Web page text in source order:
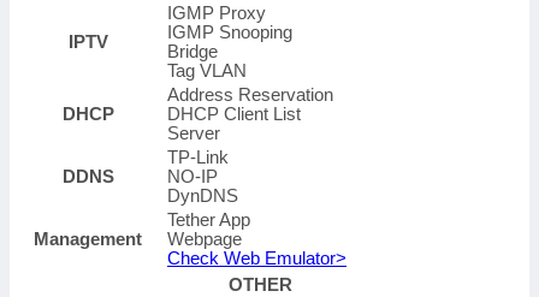
IPTV
IGMP Proxy
IGMP Snooping
Bridge
Tag VLAN
DHCP
Address Reservation
DHCP Client List
Server
DDNS
TP-Link
NO-IP
DynDNS
Management
Tether App
Webpage
Check Web Emulator>
OTHER